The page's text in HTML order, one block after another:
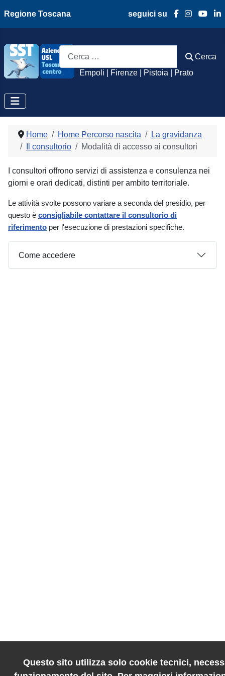
Regione Toscana seguici su
Azienda Usl
Empoli | Firenze | Pistoia | Prato
Cerca
Cerca
Home Home Percorso nascita
La gravidanza
Il consultorio
Modalità di accesso ai consultori
I consultori offrono servizi di assistenza e consulenza nei
giorni e orari dedicati, distinti per ambito territoriale.
Le attività svolte possono variare a seconda del presidio, per
questo è consigliabile contattare il consultorio di
riferimento per l'esecuzione di prestazioni specifiche.
Come accedere
Questo sito utilizza solo cookie tecnici,